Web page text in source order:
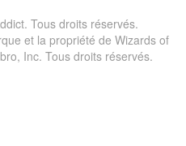
Tous droits réservés.
et la propriété de Wizards of
Inc. Tous droits réservés.